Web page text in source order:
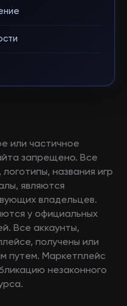
или частичное
запрещено. Все
названия игр
являются
владельцев.
у официальных
Все аккаунты,
получены или
путем. Маркетплейс
незаконного